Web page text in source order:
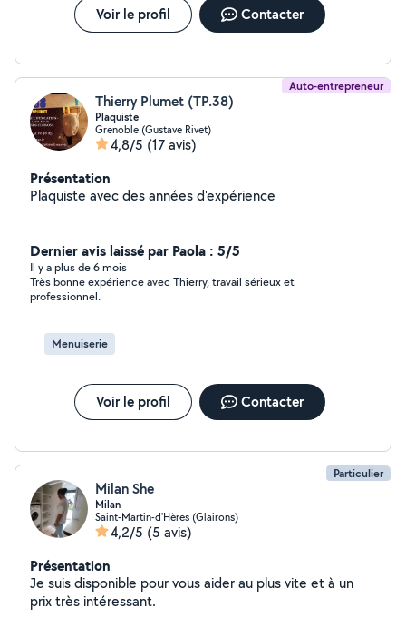
Voir le profil Contacter
Auto-entrepreneur
Thierry Plumet (TP.38)
Plaquiste
Grenoble (Gustave Rivet)
4,8/5 (17 avis)
Présentation
Plaquiste avec des années d'expérience
Dernier avis laissé par Paola : 5/5
Il y a plus de 6 mois
Très bonne expérience avec Thierry, travail sérieux et
professionnel.
Menuiserie
Voir le profil Contacter
Particulier
Milan She
Milan
Saint-Martin-d'Hères (Glairons)
4,2/5 (5 avis)
Présentation
Je suis disponible pour vous aider au plus vite et à un
prix très intéressant.